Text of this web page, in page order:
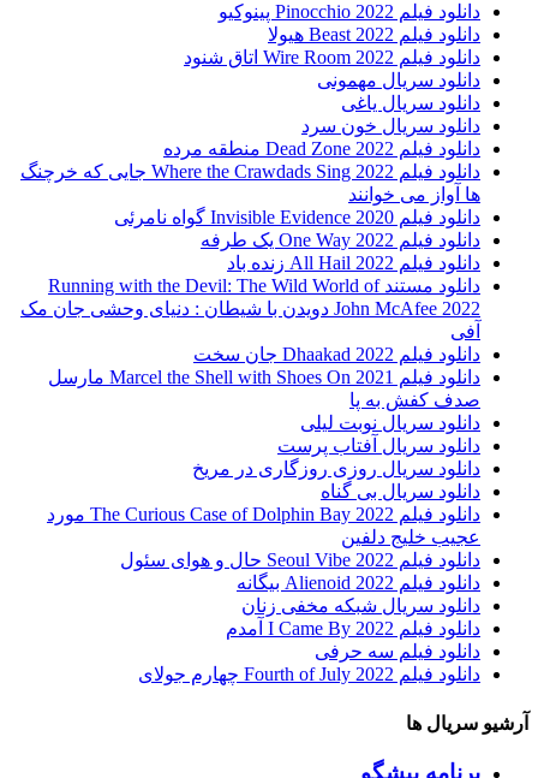
دانلود فیلم Pinocchio 2022 پینوکیو
دانلود فیلم Beast 2022 هیولا
دانلود فیلم Wire Room 2022 اتاق شنود
دانلود سریال مهمونی
دانلود سریال یاغی
دانلود سریال خون سرد
دانلود فیلم 2022 Dead Zone منطقه مرده
دانلود فیلم Where the Crawdads Sing 2022 جایی که خرچنگ
ها آواز می خوانند
دانلود فیلم 2020 Invisible Evidence گواه نامرئی
دانلود فیلم One Way 2022 یک طرفه
دانلود فیلم All Hail 2022 زنده باد
دانلود مستند Running with the Devil: The Wild World of
John McAfee 2022 دویدن با شیطان : دنیای وحشی جان مک
آفی
دانلود فیلم Dhaakad 2022 جان سخت
دانلود فیلم Marcel the Shell with Shoes On 2021 مارسل
صدف کفش به پا
دانلود سریال نوبت لیلی
دانلود سریال آفتاب پرست
دانلود سریال روزی روزگاری در مریخ
دانلود سریال بی گناه
دانلود فیلم The Curious Case of Dolphin Bay 2022 مورد
عجیب خلیج دلفین
دانلود فیلم Seoul Vibe 2022 حال و هوای سئول
دانلود فیلم Alienoid 2022 بیگانه
دانلود سریال شبکه مخفی زنان
دانلود فیلم I Came By 2022 آمدم
دانلود فیلم سه حرفی
دانلود فیلم Fourth of July 2022 چهارم جولای
آرشیو سریال ها
برنامه پیشگو